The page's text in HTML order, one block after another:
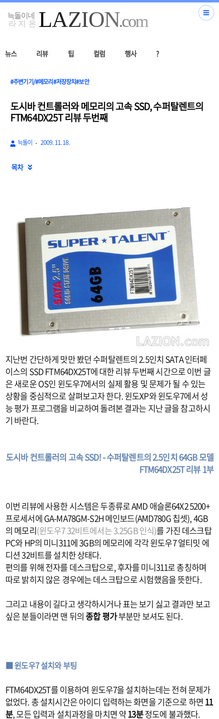
뉴스 리뷰 팁 컬럼 행사 ?
#주변기기/#메모리#저장장치#보안
도시바 컨트롤러와 메모리의 고속 SSD, 수퍼탈렌트의
FTM64DX25T 리뷰 두번째
늑돌이 2009. 11. 18.
목차 
지난번 간단하게 맛만 봤던 수퍼탈렌트의 2.5인치 SATA 인터페
이스의 SSD FTM64DX25T에 대한 리뷰 두번째 시간으로 이번 글
은 새로운 OS인 윈도우7에서의 실제 활용 및 문제가 될 수 있는
상황을 중심적으로 살펴보고자 한다. 윈도XP와 윈도우7에서 성
능 평가 프로그램을 비교하여 돌려본 결과는 지난 글을 참고하시
기 바란다.
도시바 컨트롤러의 고속 SSD! - 수퍼탈렌트의 2.5인치 64GB 모델
FTM64DX25T 리뷰 1부
이번 리뷰에 사용한 시스템은 두종류로 AMD 애슬론64X2 5200+
프로세서에 GA-MA78GM-S2H 메인보드(AMD780G 칩셋), 4GB
의 메모리(윈도우7 32비트에서는 3.25GB 인식)를 가진 데스크탑
PC와 HP의 미니311에 3GB의 메모리에 각각 윈도우7 얼티밋 에
디션 32비트를 설치한 상태다.
편의를 위해 전자를 데스크탑으로, 후자를 미니311로 총칭하며
따로 밝히지 않은 경우에는 데스크탑으로 시험했음을 뜻한다.
그리고 내용이 길다고 생각하시거나 표는 보기 싫고 결과만 보고
싶은 분들이라면 맨 뒤의 종합 평가부분만 보셔도 된다.
■ 윈도우7 설치와 부팅
FTM64DX25T를 이용하여 윈도우7을 설치하는데는 전혀 문제가
없었다. 총 설치시간은 아이디 입력하는 화면을 기준으로 하면 11
분, 모든 입력과 설치과정을 마치면 약13분정도에 불과했다.